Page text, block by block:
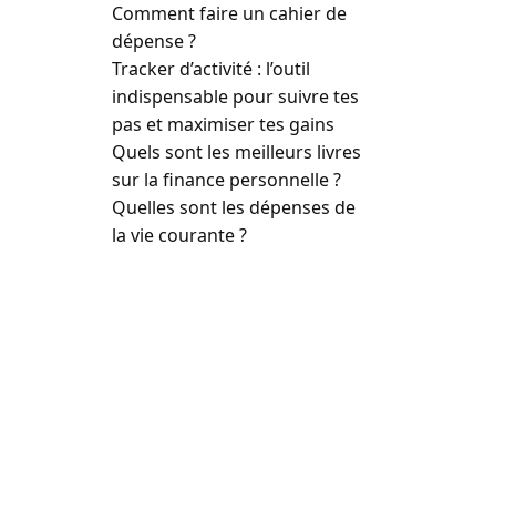
Comment faire un cahier de
dépense ?
Tracker d’activité : l’outil
indispensable pour suivre tes
pas et maximiser tes gains
Quels sont les meilleurs livres
sur la finance personnelle ?
Quelles sont les dépenses de
la vie courante ?